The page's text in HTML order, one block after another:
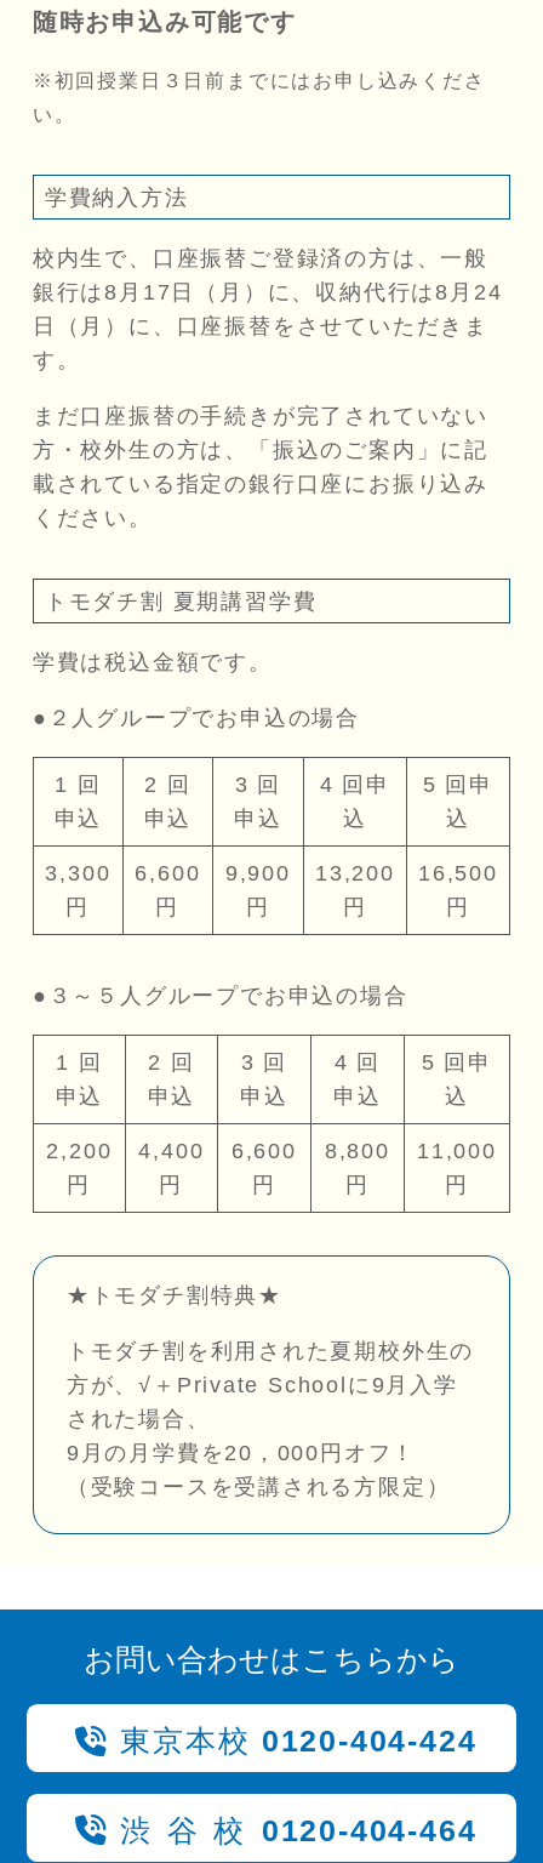
随時お申込み可能です
初回授業日３日前までにはお申し込みくださ
い。
学費納入方法
校内生で、口座振替ご登録済の方は、一般
銀行は8月17日（月）に、収納代行は8月24
日（月）に、口座振替をさせていただきま
す。
まだ口座振替の手続きが完了されていない
方・校外生の方は、「振込のご案内」に記
載されている指定の銀行口座にお振り込み
ください。
トモダチ割 夏期講習学費
学費は税込金額です。
●２人グループでお申込の場合
1 回
申込
2 回
申込
3 回
申込
4 回申
込
5 回申
込
3,300
円
6,600
円
9,900
円
13,200
円
16,500
円
●３～５人グループでお申込の場合
1 回
申込
2 回
申込
3 回
申込
4 回
申込
5 回申
込
2,200
円
4,400
円
6,600
円
8,800
円
11,000
円
★トモダチ割特典★
トモダチ割を利用された夏期校外生の
方が、√＋Private Schoolに9月入学
された場合、
9月の月学費を20，000円オフ！
（受験コースを受講される方限定）
お問い合わせはこちらから
東京本校 0120-404-424
渋谷校 0120-404-464